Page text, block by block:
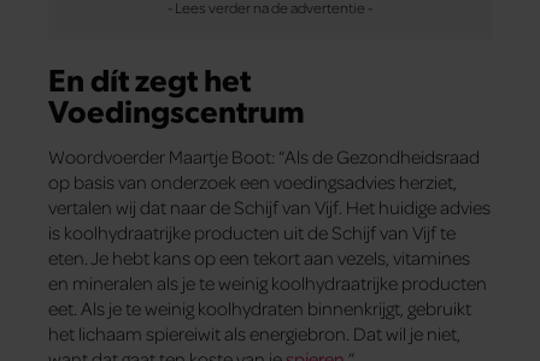
En dít zegt het
Voedingscentrum
Woordvoerder Maartje Boot: “Als de Gezondheidsraad
op basis van onderzoek een voedingsadvies herziet,
vertalen wij dat naar de Schijf van Vijf. Het huidige advies
is koolhydraatrijke producten uit de Schijf van Vijf te
eten. Je hebt kans op een tekort aan vezels, vitamines
en mineralen als je te weinig koolhydraatrijke producten
eet. Als je te weinig koolhydraten binnenkrijgt, gebruikt
het lichaam spiereiwit als energiebron. Dat wil je niet,